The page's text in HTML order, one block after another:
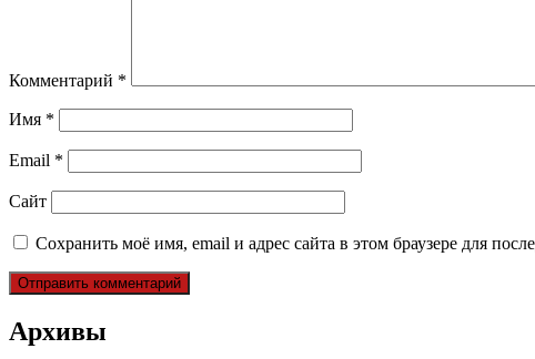
Комментарий *
Имя *
Email *
Сайт
Сохранить моё имя, email и адрес сайта в этом браузере для
Архивы